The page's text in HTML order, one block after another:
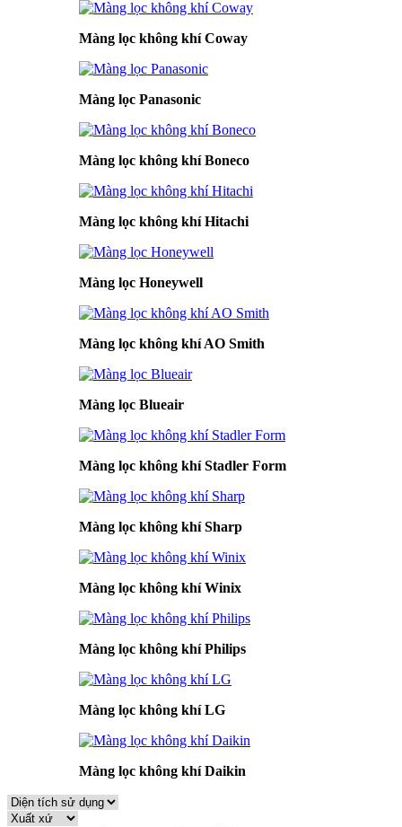
Màng lọc không khí Coway
Màng lọc Panasonic
Màng lọc không khí Boneco
Màng lọc không khí Hitachi
Màng lọc Honeywell
Màng lọc không khí AO Smith
Màng lọc Blueair
Màng lọc không khí Stadler Form
Màng lọc không khí Sharp
Màng lọc không khí Winix
Màng lọc không khí Philips
Màng lọc không khí LG
Màng lọc không khí Daikin